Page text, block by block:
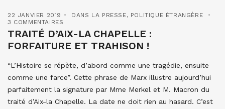
22 JANVIER 2019 DANS LA PRESSE, POLITIQUE ÉTRANGÈRE
3 COMMENTAIRES
TRAITÉ D’AIX-LA CHAPELLE :
FORFAITURE ET TRAHISON !
“L’Histoire se répète, d’abord comme une tragédie, ensuite
comme une farce”. Cette phrase de Marx illustre aujourd’hui
parfaitement la signature par Mme Merkel et M. Macron du
traité d’Aix-la Chapelle. La date ne doit rien au hasard. C’est